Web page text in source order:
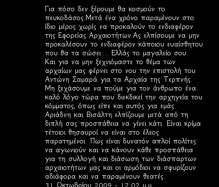
Για πόσο δεν ξέρουμε θα κοσμούν το
πευκοδάσος.Μετά ένα χρόνο παραμένουν στο
ίδιο μέρος χωρίς να προκαλούν το ενδιαφέρον
της Εφορείας Αρχαιοτήτων.Ας ελπίσουμε να μην
προκαλέσουν το ενδιαφέρον κάποιου ευαίσθητου
που θα τα σώσει.... Ελλάς το μαγαλείο σου.
Και για να μην ξεχνιόμαστε το θέμα των
αρχαίων μας φέρνει στο νου την επιστολή του
Αντώνη Σαμαρά για τα Αρχαία της Τερπνής.
Μη ξεχάσουμε να πούμε για τον άνθρωπο ένα
καλό λόγο τώρα που διεκδικεί την αρχηγεία του
κόμματος, όπως είπε και αυτός για εμάς.
Αριάδνη και Βισάλτη ελπίζουμε μετά από τη
διπλή σας προσπάθεια να γίνει κάτι. Είναι κρίμα
τέτοιοι θησαυροί να είναι στο έλεος
παρατημένοι. Πως είναι δυνατόν απλοί πολίτες
να αγωνιούν και να κάνουν κάθε προσπάθεια
για τη συλλογή και διάσωση των διάσπαρτων
αρχαιοτήτων μας και οι αρμόδιοι να σφυρίζουν
αδιάφορα και να παραμένουν θεατές.
31 Οκτωβρίου 2009 - 12:02 μ.μ.